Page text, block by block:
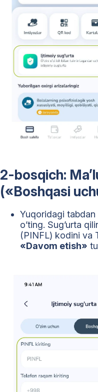
2-bosqich:
(«Boshqasi
Yuqoridagi tabdan
o’ting. Sug’urta
(PINFL) kodini va
«Davom etish»